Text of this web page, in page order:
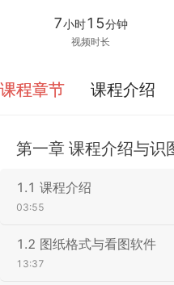
7小时15分钟
视频时长
课程章节 课程介绍
第一章 课程介绍与识
1.1 课程介绍
03:55
1.2 图纸格式与看图软件
13:37